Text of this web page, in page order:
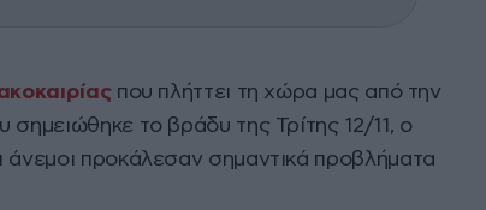
που πλήττει τη χώρα μας από την
σημειώθηκε το βράδυ της Τρίτης 12/11, ο
άνεμοι προκάλεσαν σημαντικά προβλήματα